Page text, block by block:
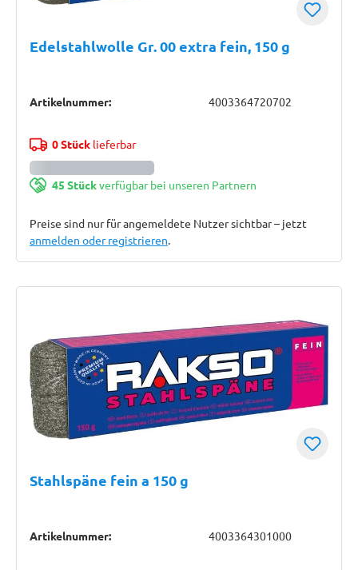
Edelstahlwolle Gr. 00 extra fein, 150 g
Artikelnummer: 4003364720702
0 Stücklieferbar
45 Stückverfügbar bei unseren Partnern
Preise sind nur für angemeldete Nutzer sichtbar – jetzt
anmelden oder registrieren.
Stahlspäne fein a 150 g
Artikelnummer: 4003364301000